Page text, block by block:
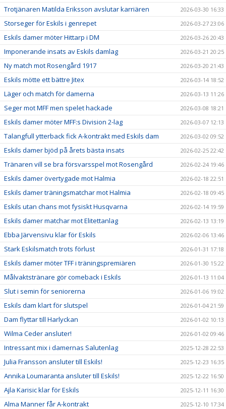
Trotjänaren Matilda Eriksson avslutar karriären 2026-03-30 16:33
Storseger för Eskils i genrepet 2026-03-27 23:06
Eskils damer möter Hittarp i DM 2026-03-26 20:43
Imponerande insats av Eskils damlag 2026-03-21 20:25
Ny match mot Rosengård 1917 2026-03-20 21:43
Eskils mötte ett bättre Jitex 2026-03-14 18:52
Läger och match för damerna 2026-03-13 11:26
Seger mot MFF men spelet hackade 2026-03-08 18:21
Eskils damer möter MFF:s Division 2-lag 2026-03-07 12:13
Talangfull ytterback fick A-kontrakt med Eskils dam 2026-03-02 09:52
Eskils damer bjöd på årets bästa insats 2026-02-25 22:42
Tränaren vill se bra försvarsspel mot Rosengård 2026-02-24 19:46
Eskils damer övertygade mot Halmia 2026-02-18 22:51
Eskils damer träningsmatchar mot Halmia 2026-02-18 09:45
Eskils utan chans mot fysiskt Husqvarna 2026-02-14 19:59
Eskils damer matchar mot Elitettanlag 2026-02-13 13:19
Ebba Järvensivu klar för Eskils 2026-02-06 13:46
Stark Eskilsmatch trots förlust 2026-01-31 17:18
Eskils damer möter TFF i träningspremiären 2026-01-30 15:22
Målvaktstränare gör comeback i Eskils 2026-01-13 11:04
Slut i semin för seniorerna 2026-01-06 19:02
Eskils dam klart för slutspel 2026-01-04 21:59
Dam flyttar till Harlyckan 2026-01-02 10:13
Wilma Ceder ansluter! 2026-01-02 09:46
Intressant mix i damernas Salutenlag 2025-12-28 22:53
Julia Fransson ansluter till Eskils! 2025-12-23 16:35
Annika Loumaranta ansluter till Eskils! 2025-12-22 16:50
Ajla Karisic klar för Eskils 2025-12-11 16:30
Alma Manner får A-kontrakt 2025-12-10 17:34